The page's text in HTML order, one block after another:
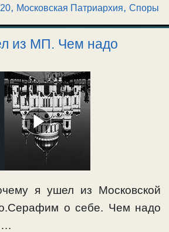
, Московская Патриархия,Споры
из МП. Чем надо
я ушел из Московской
о себе. Чем надо
…